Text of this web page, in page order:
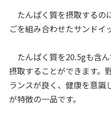
たんぱく質を摂取するの
ごを組み合わせたサンドイ
たんぱく質を20.5gも含
摂取することができます。
ランスが良く、健康を意識
が特徴の一品です。